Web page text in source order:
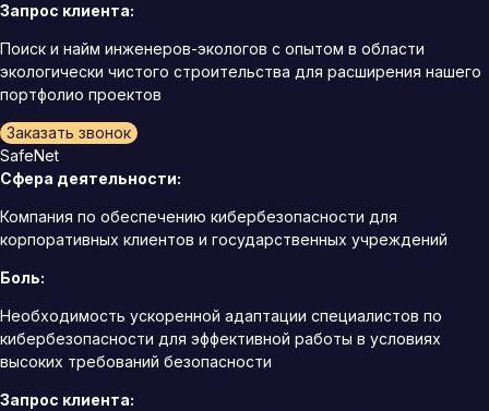
Запрос клиента:
Поиск и найм инженеров-экологов с опытом в области
экологически чистого строительства для расширения нашего
портфолио проектов
Заказать звонок
SafeNet
Сфера деятельности:
Компания по обеспечению кибербезопасности для
корпоративных клиентов и государственных учреждений
Боль:
Необходимость ускоренной адаптации специалистов по
кибербезопасности для эффективной работы в условиях
высоких требований безопасности
Запрос клиента: